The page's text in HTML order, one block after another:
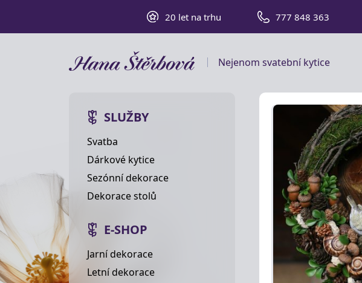
20 let na trhu 777 848 363
Nejenom svatební kytice
SLUŽBY
Svatba
Dárkové kytice
Sezónní dekorace
Dekorace stolů
E-SHOP
Jarní dekorace
Letní dekorace